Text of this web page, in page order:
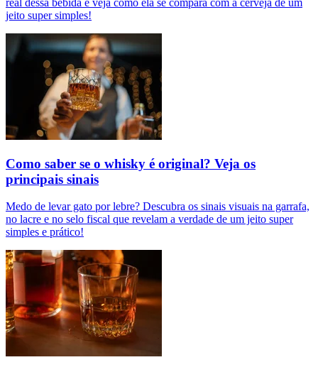
jeito super simples!
Como saber se o whisky é original? Veja os
principais sinais
Medo de levar gato por lebre? Descubra os sinais visuais na garrafa,
no lacre e no selo fiscal que revelam a verdade de um jeito super
simples e prático!